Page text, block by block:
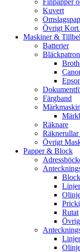
Finpapper
Kuvert
Övrigt Kort
Maskiner &
Batterier
Färgband
Räknare
Övrigt
Papper & Block
Rutat